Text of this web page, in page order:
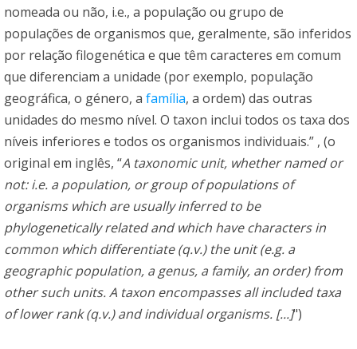
nomeada ou não, i.e., a população ou grupo de
populações de organismos que, geralmente, são inferidos
por relação filogenética e que têm caracteres em comum
que diferenciam a unidade (por exemplo, população
geográfica, o género, a família, a ordem) das outras
unidades do mesmo nível. O taxon inclui todos os taxa dos
níveis inferiores e todos os organismos individuais.” , (o
original em inglês, “A taxonomic unit, whether named or
not: i.e. a population, or group of populations of
organisms which are usually inferred to be
phylogenetically related and which have characters in
common which differentiate (q.v.) the unit (e.g. a
geographic population, a genus, a family, an order) from
other such units. A taxon encompasses all included taxa
of lower rank (q.v.) and individual organisms. [...]")